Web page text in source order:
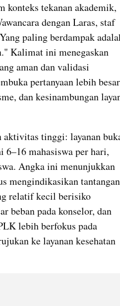
konteks tekanan akademik,
dengan Laras, staf
paling berdampak
Kalimat ini menegaskan
aman dan validasi
pertanyaan lebih besar
dan kesinambungan
tinggi: layanan
6–16 mahasiswa per hari,
Angka ini menunjukkan
mengindikasikan tantangan
relatif kecil berisiko
beban pada konselor, dan
lebih berfokus pada
ke layanan kesehatan